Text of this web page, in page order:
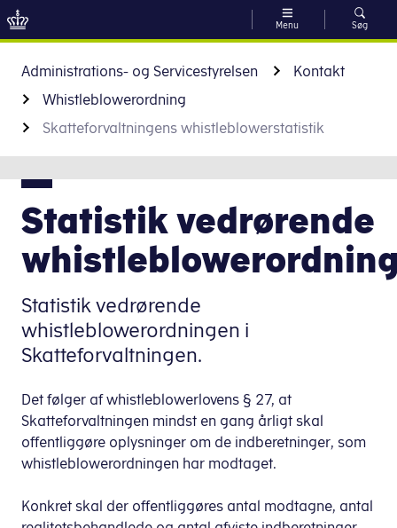
Menu Søg
Administrations- og Servicestyrelsen
Kontakt
Whistleblowerordning
Skatteforvaltningens whistleblowerstatistik
Statistik vedrørende
Statistik vedrørende
whistleblowerordningen i
Skatteforvaltningen.
Det følger af whistleblowerlovens § 27, at
Skatteforvaltningen mindst en gang årligt skal
offentliggøre oplysninger om de indberetninger, som
whistleblowerordningen har modtaget.
Konkret skal der offentliggøres antal modtagne, antal